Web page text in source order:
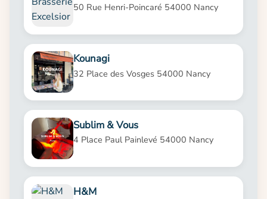
50 Rue Henri-Poincaré 54000 Nancy
Kounagi
32 Place des Vosges 54000 Nancy
Sublim & Vous
4 Place Paul Painlevé 54000 Nancy
H&M